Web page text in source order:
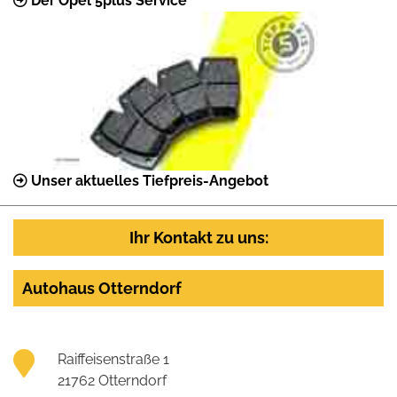
Unser aktuelles Tiefpreis-Angebot
Ihr Kontakt zu uns:
Autohaus Otterndorf
Raiffeisenstraße 1
21762 Otterndorf